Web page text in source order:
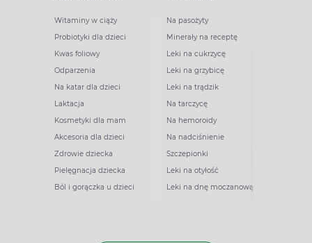
Witaminy w ciąży
Probiotyki dla dzieci
Kwas foliowy
Odparzenia
Na katar dla dzieci
Laktacja
Kosmetyki dla mam
Akcesoria dla dzieci
Zdrowie dziecka
Pielęgnacja dziecka
Ból i gorączka u dzieci
Na pasożyty
Minerały na receptę
Leki na cukrzycę
Leki na grzybicę
Leki na trądzik
Na tarczycę
Na hemoroidy
Na nadciśnienie
Szczepionki
Leki na otyłość
Leki na dnę moczanową